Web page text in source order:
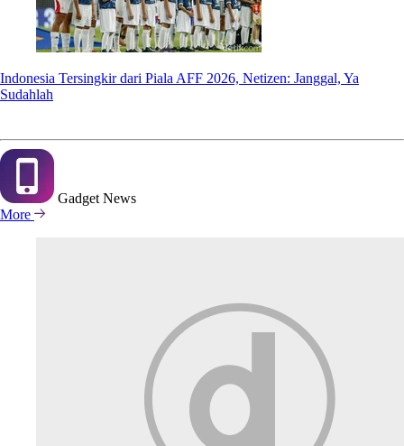
Indonesia Tersingkir dari Piala AFF 2026, Netizen: Janggal, Ya
Sudahlah
Gadget News
More